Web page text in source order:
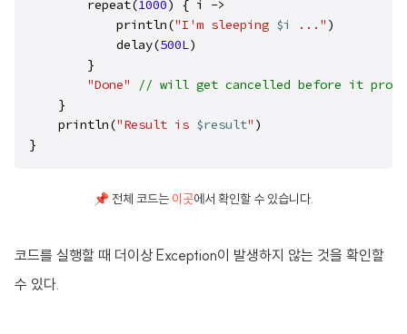
        repeat(
1000) { i ->
            println(
"I'm sleeping $i ..." )
            delay(
500L)
        }
"Done"
// will get cancelled before it
    }
    println(
"Result is $result" )
}
📌 전체 코드는 이곳에서 확인할 수 있습니다.
코드를 실행할 때 더이상 Exception이 발생하지 않는 것을 확인할
수 있다.